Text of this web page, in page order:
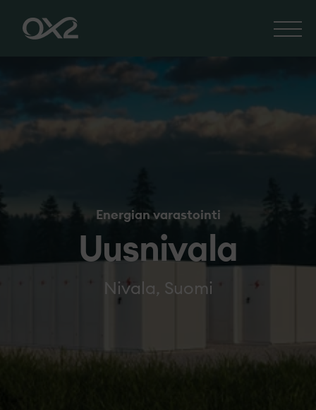
Energian varastointi
Uusnivala
Nivala, Suomi